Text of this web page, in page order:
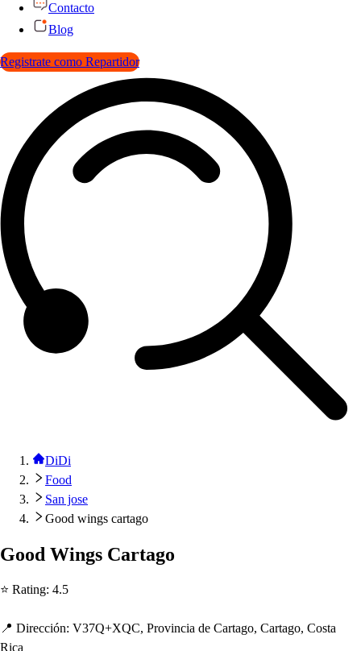
Contacto
Blog
Registrate como Repartidor
DiDi
Food
San jose
Good wings cartago
Good Wings Cartago
⭐ Rating: 4.5
📍 Dirección: V37Q+XQC, Provincia de Cartago, Cartago, Costa
Rica